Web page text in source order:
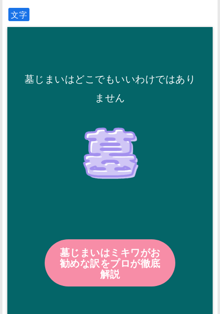
文字
墓じまいはどこでもいいわけではあり
ません
墓じまいはミキワがお
勧めな訳をプロが徹底
解説